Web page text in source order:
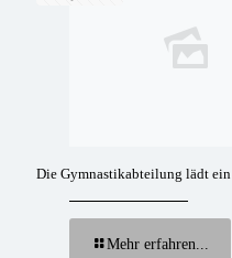
Die Gymnastikabteilung lädt ein
Mehr erfahren...